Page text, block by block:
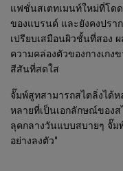
แฟชั่นสเตทเมนท์ใหม่ที่โด
ของแบรนด์ และยังคงปรา
เปรียบเสมือนผิวชั้นที่สอง
ความคล่องตัวของกางเกง
สีสันที่สดใส
จั๊มพ์สูทสามารถสไตลิ่งได้
หลายที่เป็นเอกลักษณ์ของส
ลุคกลางวันแบบสบายๆ จั๊ม
อย่างลงตัว"